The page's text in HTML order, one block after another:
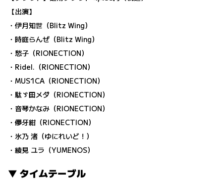
【出演】
・伊月知世（Blitz Wing）
・時庭らんぜ（Blitz Wing）
・愁子（RIONECTION）
・Ridel.（RIONECTION）
・MUS1CA（RIONECTION）
・駄ゞ田メダ（RIONECTION）
・音琴かなみ（RIONECTION）
・儚牙紺（RIONECTION）
・氷乃 渚（ゆにれいど！）
・綾見 ユラ（YUMENOS）
▼ タイムテーブル